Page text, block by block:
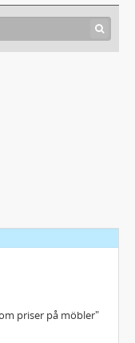
Maria Stuart, Don Carlos, ..."
Augusta Lindberg..."
Ringo=Jap./ Jabtko=Pol"
1904"
priser på möbler"